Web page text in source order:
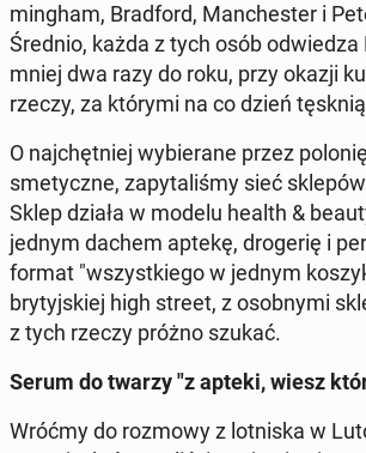
ming­ham, Brad­ford, Man­che­ster i
Średnio, każda z tych osób
mniej dwa razy do roku, przy okazji
rzeczy, za którymi na co dzień
O naj­chęt­niej wy­bie­ra­ne przez
sme­tycz­ne, za­py­ta­li­śmy sieć sklepów
Sklep działa w modelu health &
jednym dachem aptekę, dro­ge­rię i
format "wszyst­kie­go w jednym
bry­tyj­skiej high street, z osob­ny­mi
z tych rzeczy próżno szukać.
Serum do twarzy "z apteki, wiesz
Wróćmy do rozmowy z lot­ni­ska w